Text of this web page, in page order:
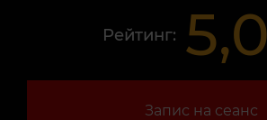
Рейтинг: 5,0
Запис на сеанс